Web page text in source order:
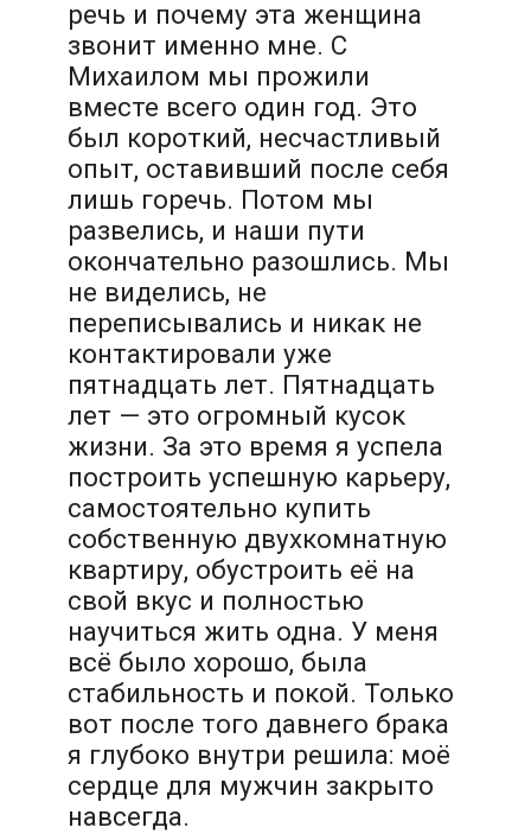
речь и почему эта женщина
звонит именно мне. С
Михаилом мы прожили
вместе всего один год. Это
был короткий, несчастливый
опыт, оставивший после себя
лишь горечь. Потом мы
развелись, и наши пути
окончательно разошлись. Мы
не виделись, не
переписывались и никак не
контактировали уже
пятнадцать лет. Пятнадцать
лет — это огромный кусок
жизни. За это время я успела
построить успешную карьеру,
самостоятельно купить
собственную двухкомнатную
квартиру, обустроить её на
свой вкус и полностью
научиться жить одна. У меня
всё было хорошо, была
стабильность и покой. Только
вот после того давнего брака
я глубоко внутри решила: моё
сердце для мужчин закрыто
навсегда.